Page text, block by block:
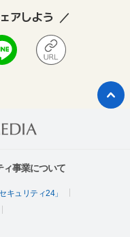
アしよう
ィ事業について
キュリティ24」